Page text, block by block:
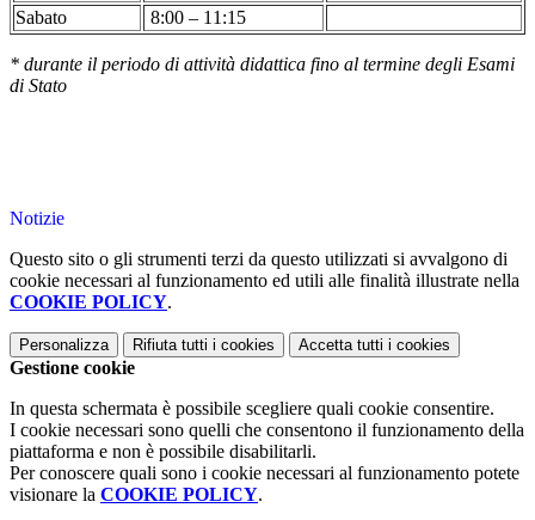
Sabato
8:00 – 11:15
* durante il periodo di attività didattica fino al termine degli Esami
di Stato
Notizie
Questo sito o gli strumenti terzi da questo utilizzati si avvalgono di
cookie necessari al funzionamento ed utili alle finalità illustrate nella
COOKIE POLICY.
Personalizza Rifiuta tutti i cookies Accetta tutti i cookies
Gestione cookie
In questa schermata è possibile scegliere quali cookie consentire.
I cookie necessari sono quelli che consentono il funzionamento della
piattaforma e non è possibile disabilitarli.
Per conoscere quali sono i cookie necessari al funzionamento potete
visionare la COOKIE POLICY.